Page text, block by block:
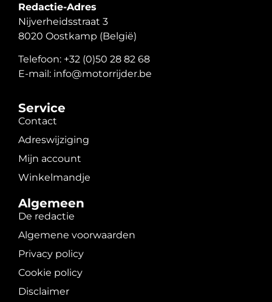
Redactie-Adres
Nijverheidsstraat 3
8020 Oostkamp (België)
Telefoon: +32 (0)50 28 82 68
E-mail: info@motorrijder.be
Service
Contact
Adreswijziging
Mijn account
Winkelmandje
Algemeen
De redactie
Algemene voorwaarden
Privacy policy
Cookie policy
Disclaimer